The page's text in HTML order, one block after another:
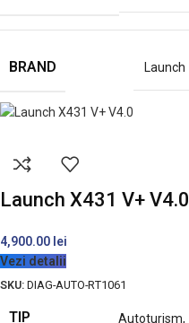
BRAND Launch
Launch X431 V+ V4.0
4,900.00 lei
Vezi detalii
SKU: DIAG-AUTO-RT1061
TIP
Autoturism,